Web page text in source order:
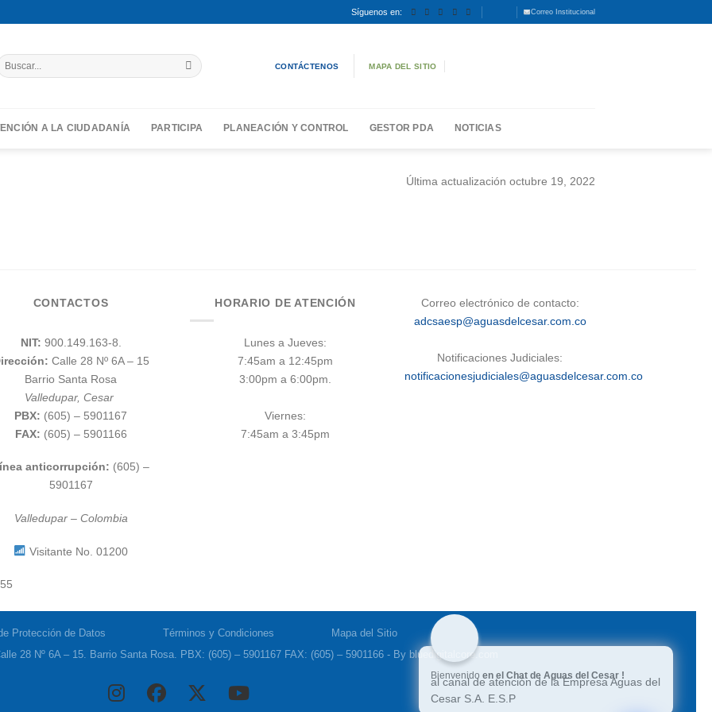
Síguenos en: Correo Institucional
CONTÁCTENOS MAPA DEL SITIO
A LA CIUDADANÍA PARTICIPA PLANEACIÓN Y CONTROL GESTOR PDA NOTICIAS
Última actualización octubre 19, 2022
CONTACTOS
NIT: 900.149.163-8.
Calle 28 Nº 6A – 15
Barrio Santa Rosa
Valledupar, Cesar
PBX: (605) – 5901167
FAX: (605) – 5901166
anticorrupción: (605) –
5901167
Valledupar – Colombia
Visitante No. 01200
HORARIO DE ATENCIÓN
Lunes a Jueves:
7:45am a 12:45pm
3:00pm a 6:00pm.
Viernes:
7:45am a 3:45pm
Correo electrónico de contacto:
adcsaesp@aguasdelcesar.com.co
Notificaciones Judiciales:
notificacionesjudiciales@aguasdelcesar.com.co
Protección de Datos Términos y Condiciones
Mapa del Sitio
28 Nº 6A – 15. Barrio Santa Rosa. PBX: (605) – 5901167 FAX: (605) – 5901166 - By bluedigitalcore.com
Bienvenido en el Chat de Aguas del Cesar !
al canal de atención de la Empresa Aguas del
Cesar S.A. E.S.P